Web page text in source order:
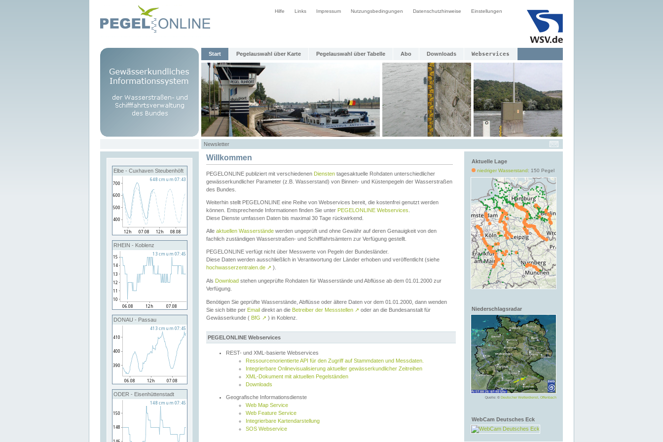
Hilfe Links Impressum Nutzungsbedingungen Datenschutzhinweise Einstellungen
Start Pegelauswahl über Karte Pegelauswahl über Tabelle Abo Downloads Webservices
Newsletter
Elbe - Cuxhaven Steubenhöft
RHEIN - Koblenz
DONAU - Passau
ODER - Eisenhüttenstadt
Aktuelle Lage
niedriger Wasserstand: 150 Pegel
Niederschlagsradar
Quelle: © Deutscher Wetterdienst, Offenbach
WebCam Deutsches Eck
Willkommen
PEGELONLINE publiziert mit verschiedenen Diensten tagesaktuelle Rohdaten unterschiedlicher
gewässerkundlicher Parameter (z.B. Wasserstand) von Binnen- und Küstenpegeln der Wasserstraßen
des Bundes.
Weiterhin stellt PEGELONLINE eine Reihe von Webservices bereit, die kostenfrei genutzt werden
können. Entsprechende Informationen finden Sie unter PEGELONLINE Webservices
Diese Dienste umfassen Daten bis maximal 30 Tage rückwirkend.
Alle aktuellen Wasserstände werden ungeprüft und ohne Gewähr auf deren Genauigkeit von den
fachlich zuständigen Wasserstraßen- und Schifffahrtsämtern zur Verfügung gestellt.
PEGELONLINE verfügt nicht über Messwerte von Pegeln der Bundesländer.
Diese Daten werden ausschließlich in Verantwortung der Länder erhoben und veröffentlicht (siehe
hochwasserzentralen.de ↗ ).
Als Download stehen ungeprüfte Rohdaten für Wasserstände und Abflüsse ab dem 01.01.2000 zur
Verfügung.
Benötigen Sie geprüfte Wasserstände, Abflüsse oder ältere Daten vor dem 01.01.2000, dann wenden
Sie sich bitte per Email direkt an die Betreiber der Messstellen ↗ oder an die Bundesanstalt für
Gewässerkunde ( BfG ↗ ) in Koblenz.
PEGELONLINE Webservices
REST- und XML-basierte Webservices
Ressourcenorientierte API für den Zugriff auf Stammdaten und Messdaten.
Integrierbare Onlinevisualisierung aktueller gewässerkundlicher Zeitreihen
XML-Dokument mit aktuellen Pegelständen
Downloads
Geografische Informationsdienste
Web Map Service
Web Feature Service
Integrierbare Kartendarstellung
SOS Webservice